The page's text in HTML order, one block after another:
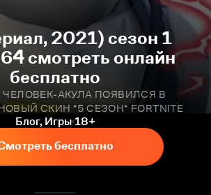
2021) сезон 1
смотреть онлайн
бесплатно
ЧЕЛОВЕК-АКУЛА ПОЯВИЛСЯ В
СКИН *5 СЕЗОН* FORTNITE
Блог, Игры 18+
бесплатно